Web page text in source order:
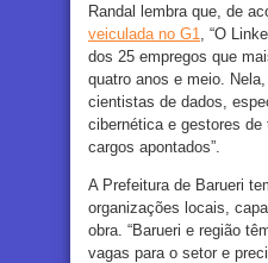
Randal lembra que, de
veiculada no G1
, “O
dos 25 empregos que
quatro anos e meio.
cientistas de dados,
cibernética e gestores de
cargos apontados”.
A Prefeitura de Barueri
organizações locais,
obra. “Barueri e região
vagas para o setor e